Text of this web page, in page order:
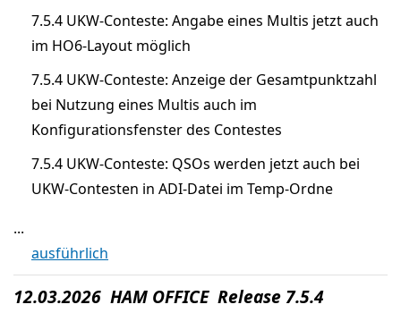
7.5.4 UKW-Conteste: Angabe eines Multis jetzt auch
im HO6-Layout möglich
7.5.4 UKW-Conteste: Anzeige der Gesamtpunktzahl
bei Nutzung eines Multis auch im
Konfigurationsfenster des Contestes
7.5.4 UKW-Conteste: QSOs werden jetzt auch bei
UKW-Contesten in ADI-Datei im Temp-Ordne
...
ausführlich
12.03.2026 HAM OFFICE Release 7.5.4